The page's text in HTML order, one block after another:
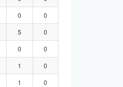
0
0
5
0
0
0
1
0
1
0